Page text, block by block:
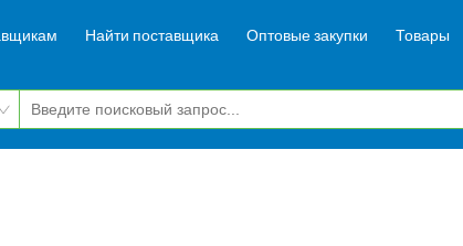
Найти поставщика Оптовые закупки Товары